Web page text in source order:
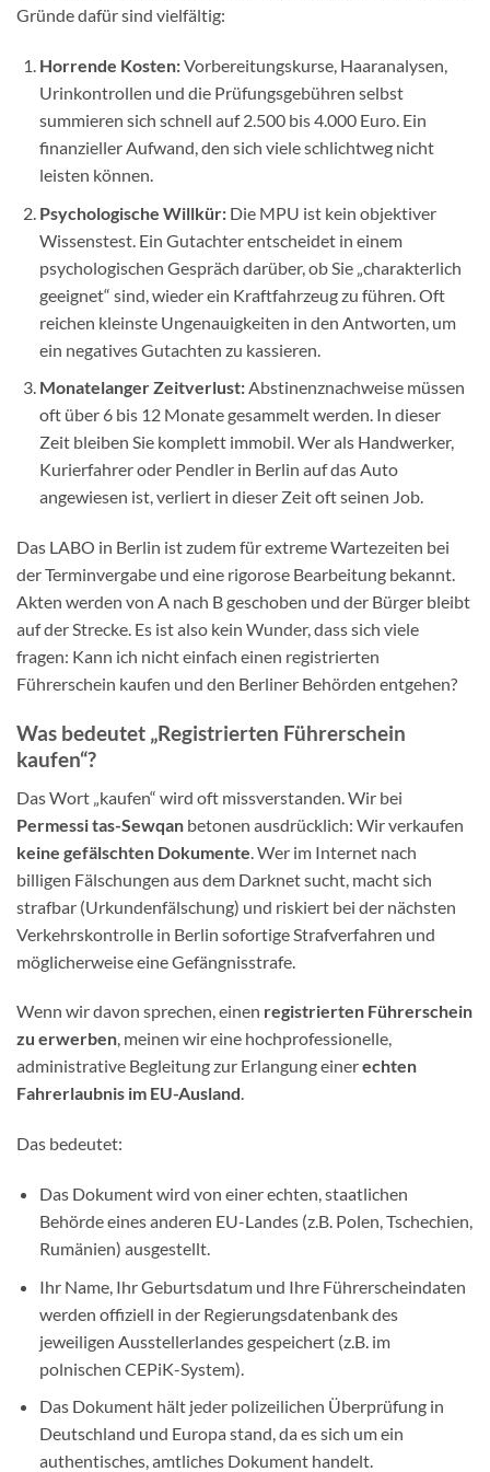
Gründe dafür sind vielfältig:
Horrende Kosten:Vorbereitungskurse, Haaranalysen,
Urinkontrollen und die Prüfungsgebühren selbst
summieren sich schnell auf 2.500 bis 4.000 Euro. Ein
finanzieller Aufwand, den sich viele schlichtweg nicht
leisten können.
Psychologische Willkür:Die MPU ist kein objektiver
Wissenstest. Ein Gutachter entscheidet in einem
psychologischen Gespräch darüber, ob Sie „charakterlich
geeignet“ sind, wieder ein Kraftfahrzeug zu führen. Oft
reichen kleinste Ungenauigkeiten in den Antworten, um
ein negatives Gutachten zu kassieren.
Monatelanger Zeitverlust:Abstinenznachweise müssen
oft über 6 bis 12 Monate gesammelt werden. In dieser
Zeit bleiben Sie komplett immobil. Wer als Handwerker,
Kurierfahrer oder Pendler in Berlin auf das Auto
angewiesen ist, verliert in dieser Zeit oft seinen Job.
Das LABO in Berlin ist zudem für extreme Wartezeiten bei
der Terminvergabe und eine rigorose Bearbeitung bekannt.
Akten werden von A nach B geschoben und der Bürger bleibt
auf der Strecke. Es ist also kein Wunder, dass sich viele
fragen: Kann ich nicht einfach einen registrierten
Führerschein kaufen und den Berliner Behörden entgehen?
Was bedeutet „Registrierten Führerschein
kaufen“?
Das Wort „kaufen“ wird oft missverstanden. Wir bei
Permessi tas-Sewqan betonen ausdrücklich: Wir verkaufen
keine gefälschten Dokumente . Wer im Internet nach
billigen Fälschungen aus dem Darknet sucht, macht sich
strafbar (Urkundenfälschung) und riskiert bei der nächsten
Verkehrskontrolle in Berlin sofortige Strafverfahren und
möglicherweise eine Gefängnisstrafe.
Wenn wir davon sprechen, einen registrierten Führerschein
zu erwerben, meinen wir eine hochprofessionelle,
administrative Begleitung zur Erlangung einerechten
Fahrerlaubnis im EU-Ausland.
Das bedeutet:
Das Dokument wird von einer echten, staatlichen
Behörde eines anderen EU-Landes (z.B. Polen, Tschechien,
Rumänien) ausgestellt.
Ihr Name, Ihr Geburtsdatum und Ihre Führerscheindaten
werden offiziell in der Regierungsdatenbank des
jeweiligen Ausstellerlandes gespeichert (z.B. im
polnischen CEPiK-System).
Das Dokument hält jeder polizeilichen Überprüfung in
Deutschland und Europa stand, da es sich um ein
authentisches, amtliches Dokument handelt.